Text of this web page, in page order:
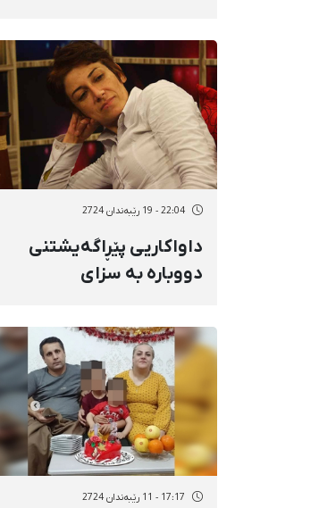
مانگ بەندکرانی دیکە سزا
درا
22:04 - 19 رێبەندان 2724
داواکاریی پێڕاگەیشتنی
دووبارە بە سزای
عەزیزی ڕەت کرایەوە
17:17 - 11 رێبەندان 2724